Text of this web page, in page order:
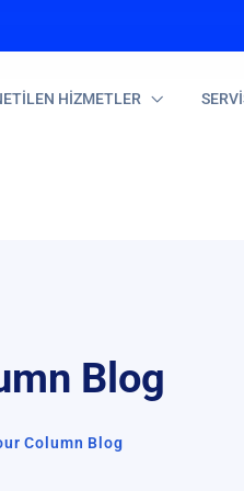
HİZMETLER
Blog
Column Blog